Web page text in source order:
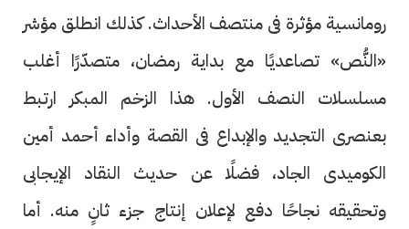
رومانسية مؤثرة فى منتصف الأحداث. كذلك انطلق مؤشر
«النُّص» تصاعديًا مع بداية رمضان، متصدّرًا أغلب
مسلسلات النصف الأول. هذا الزخم المبكر ارتبط
بعنصرى التجديد والإبداع فى القصة وأداء أحمد أمين
الكوميدى الجاد، فضلًا عن حديث النقاد الإيجابى
وتحقيقه نجاحًا دفع لإعلان إنتاج جزء ثانٍ منه. أما